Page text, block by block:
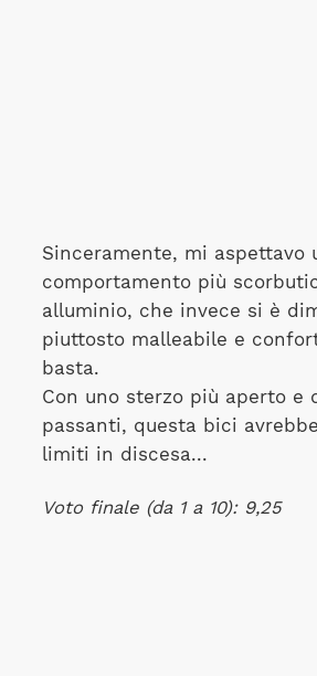
Sinceramente, mi aspettavo
comportamento più
alluminio, che invece si è
piuttosto malleabile e
basta.
Con uno sterzo più aperto e
passanti, questa bici
limiti in discesa...
Voto finale (da 1 a 10): 9,25